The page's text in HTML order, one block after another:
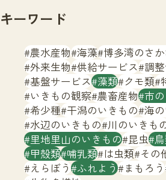
文字サイズ 小 中
生物多様性ふくおかウェブ
サイトマップ
キーワード
農水産物 海藻 博多湾のさ
外来生物 供給サービス 調
基盤サービス 藻類 クモ類
いきもの観察 農畜産物 市
希少種 干潟のいきもの 海
水辺のいきもの 川のいきも
里地里山のいきもの 昆虫
甲殻類 哺乳類 は虫類 その
えらぼう ふれよう まもろう